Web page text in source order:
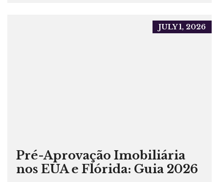
JULY 1, 2026
Pré-Aprovação Imobiliária
nos EUA e Flórida: Guia 2026